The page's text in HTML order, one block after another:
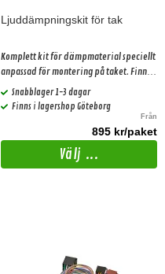
Ljuddämpningskit för tak
Komplett kit för dämpmaterial speciellt
anpassad för montering på taket. Finns i
2 olika prisklasser.
Snabblager 1-3 dagar
Finns i lagershop Göteborg
Från
895 kr/paket
Välj ...